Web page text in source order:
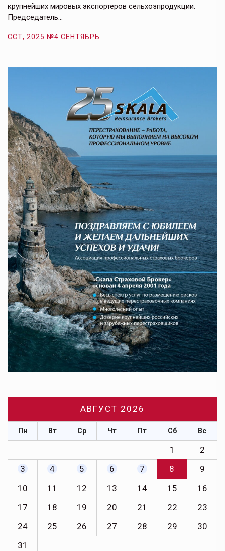
крупнейших мировых экспортеров сельхозпродукции.
Председатель…
ССТ, 2025 №4 СЕНТЯБРЬ
АВГУСТ 2026
Пн Вт Ср Чт Пт Сб Вс
1
2
3
4 5 6 7 8
9
10
11 12 13 14 15
16
17
18 19 20 21 22
23
24
25 26 27 28 29
30
31